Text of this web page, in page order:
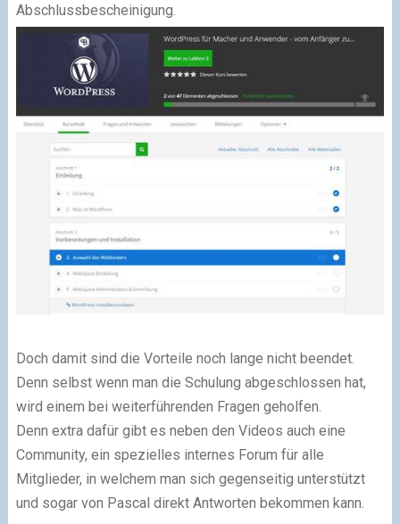
Abschlussbescheinigung.
Doch damit sind die Vorteile noch lange nicht beendet.
Denn selbst wenn man die Schulung abgeschlossen hat,
wird einem bei weiterführenden Fragen geholfen.
Denn extra dafür gibt es neben den Videos auch eine
Community, ein spezielles internes Forum für alle
Mitglieder, in welchem man sich gegenseitig unterstützt
und sogar von Pascal direkt Antworten bekommen kann.